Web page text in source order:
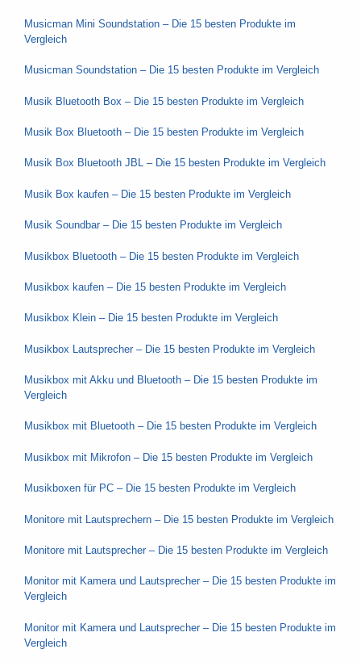
Musicman Mini Soundstation – Die 15 besten Produkte im
Vergleich
Musicman Soundstation – Die 15 besten Produkte im Vergleich
Musik Bluetooth Box – Die 15 besten Produkte im Vergleich
Musik Box Bluetooth – Die 15 besten Produkte im Vergleich
Musik Box Bluetooth JBL – Die 15 besten Produkte im Vergleich
Musik Box kaufen – Die 15 besten Produkte im Vergleich
Musik Soundbar – Die 15 besten Produkte im Vergleich
Musikbox Bluetooth – Die 15 besten Produkte im Vergleich
Musikbox kaufen – Die 15 besten Produkte im Vergleich
Musikbox Klein – Die 15 besten Produkte im Vergleich
Musikbox Lautsprecher – Die 15 besten Produkte im Vergleich
Musikbox mit Akku und Bluetooth – Die 15 besten Produkte im
Vergleich
Musikbox mit Bluetooth – Die 15 besten Produkte im Vergleich
Musikbox mit Mikrofon – Die 15 besten Produkte im Vergleich
Musikboxen für PC – Die 15 besten Produkte im Vergleich
Monitore mit Lautsprechern – Die 15 besten Produkte im Vergleich
Monitore mit Lautsprecher – Die 15 besten Produkte im Vergleich
Monitor mit Kamera und Lautsprecher – Die 15 besten Produkte im
Vergleich
Monitor mit Kamera und Lautsprecher – Die 15 besten Produkte im
Vergleich